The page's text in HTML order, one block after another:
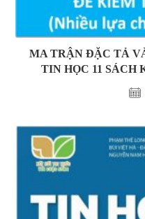
MA TRẬN ĐẶC TẢ
TIN HỌC 11 SÁCH